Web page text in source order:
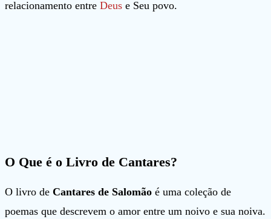
relacionamento entre Deus e Seu povo.
O Que é o Livro de Cantares?
O livro de Cantares de Salomão é uma coleção de
poemas que descrevem o amor entre um noivo e sua noiva.